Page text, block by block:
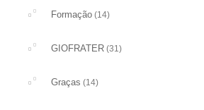
Formação (14)
GIOFRATER (31)
Graças (14)